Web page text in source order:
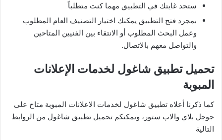
ستجد غايتك في التطبيق مهما كنت متطلباً
بمجرد فتح التطبيق يمكنك اختيار التصنيف العام المطلوب
وعمل البحث المطلوب أو الانتقاء بين الفنيين المتاحين
والتواصل معهم بالاتصال.
تحميل تطبيق شاغول لخدمات الإعلانات
المبوبة
كما ذكرنا أعلاه تطبيق شاغول لخدمات الاعلانات المبوبة متاح على
جوجل بلاي والاب ستور، ويمكنكم تحميل تطبيق شاغول من الروابط
التالية